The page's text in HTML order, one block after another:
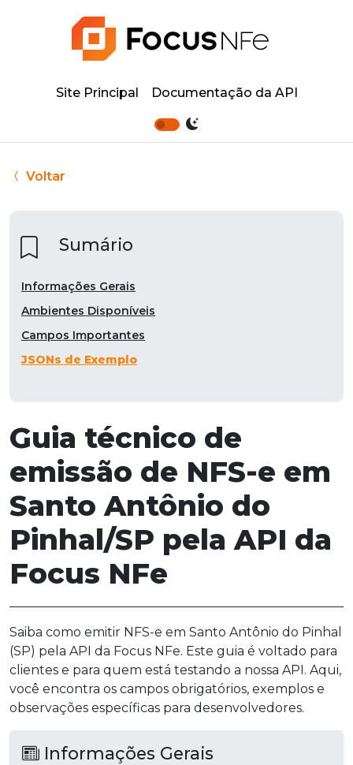
Site Principal Documentação da API
Voltar
Guia técnico de
emissão de NFS-e em
Santo Antônio do
Pinhal/SP pela API da
Focus NFe
Saiba como emitir NFS-e em Santo Antônio do Pinhal
(SP) pela API da Focus NFe. Este guia é voltado para
clientes e para quem está testando a nossa API. Aqui,
você encontra os campos obrigatórios, exemplos e
observações específicas para desenvolvedores.
Informações Gerais
Sumário
Informações Gerais
Ambientes Disponíveis
Campos Importantes
JSONs de Exemplo